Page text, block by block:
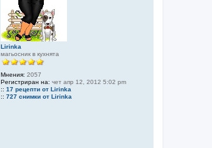
Lirinka
магьосник в кухнята
Мнения: 2057
Регистриран на: чет апр 12, 2012 5:02 pm
:: 17 рецепти от Lirinka
:: 727 снимки от Lirinka